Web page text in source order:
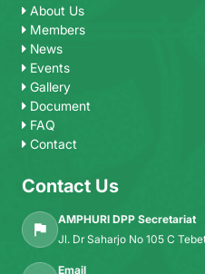
About Us
Members
News
Events
Gallery
Document
FAQ
Contact
Contact Us
AMPHURI DPP Secretariat
Jl. Dr Saharjo No 105 C
Email